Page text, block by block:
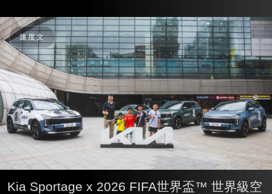
速度文
Kia Sportage x 2026 FIFA世界盃™ 世界級空